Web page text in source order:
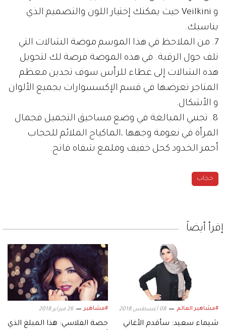
و Veilkini حيث يمكنك إختيار اللون والتصميم الذي
يناسبك.
7. من الملاحظ في هذا الموسم موضة الشالات التي
تلف حول الرقبة. في هذه الموضة فرصة لك لتحويل
هذه الشالات إلى غطاء للرأس سوف تجدين معظم
المتاجر تعرضها في قسم الإكسسوارات بجميع الألوان
و الأشكال.
8. تجنبي المبالغة في وضع مساحيق التجميل فجمال
المرأة في نعومة وجهها ،الماكياج الملائم للحجاب
أحمر الخدود كحل خفيف وملمع شفاه فاتح.
حجاب
إقرأ أيضاً
#مشاهير العالم 08 أغسطس 2018
شيماء سعيد: سأقدم الأغاني
#مشاهير 26 فبراير 2018
حصة الفلاسي: هذا المبلغ الذي